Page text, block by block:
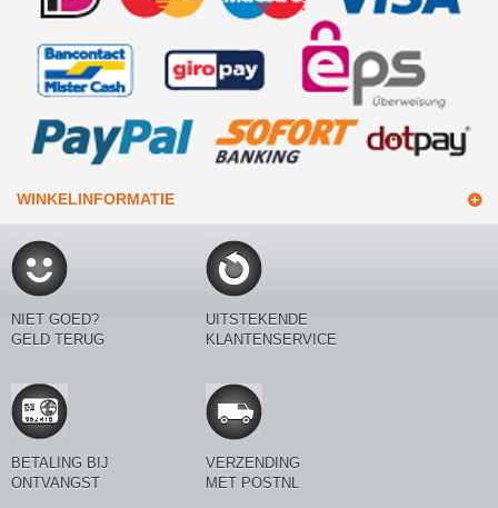
WINKELINFORMATIE
NIET GOED?
GELD TERUG
UITSTEKENDE
KLANTENSERVICE
BETALING BIJ
ONTVANGST
VERZENDING
MET POSTNL